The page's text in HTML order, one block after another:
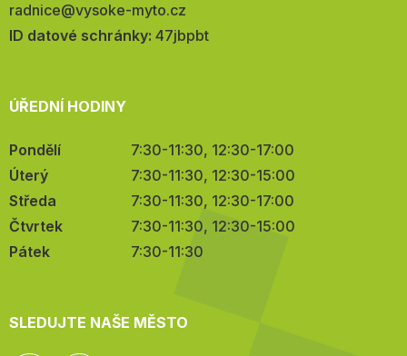
E-
mail:
radnice@vysoke-myto.cz
ID datové schránky: 47jbpbt
ÚŘEDNÍ HODINY
Pondělí
7:30-11:30, 12:30-17:00
Úterý
7:30-11:30, 12:30-15:00
Středa
7:30-11:30, 12:30-17:00
Čtvrtek
7:30-11:30, 12:30-15:00
Pátek
7:30-11:30
SLEDUJTE NAŠE MĚSTO